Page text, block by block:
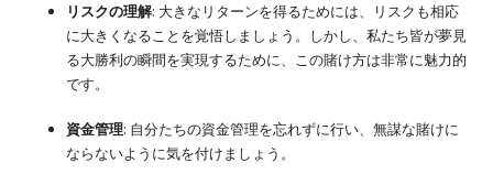
リスクの理解: 大きなリターンを得るためには、リスクも相応
に大きくなることを覚悟しましょう。しかし、私たち皆が夢見
る大勝利の瞬間を実現するために、この賭け方は非常に魅力的
です。
資金管理: 自分たちの資金管理を忘れずに行い、無謀な賭けに
ならないように気を付けましょう。